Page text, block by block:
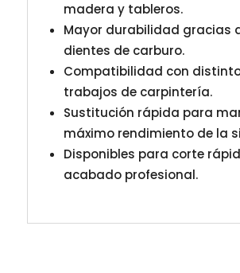
madera y tableros.
Mayor durabilidad gracias
dientes de carburo.
Compatibilidad con
trabajos de carpintería.
Sustitución rápida para
máximo rendimiento de la
Disponibles para corte
acabado profesional.